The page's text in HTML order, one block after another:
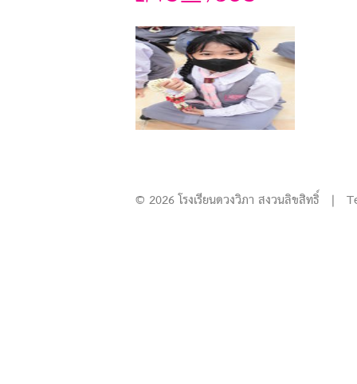
© 2026 โรงเรียนดวงวิภา สงวนลิขสิทธิ์ |